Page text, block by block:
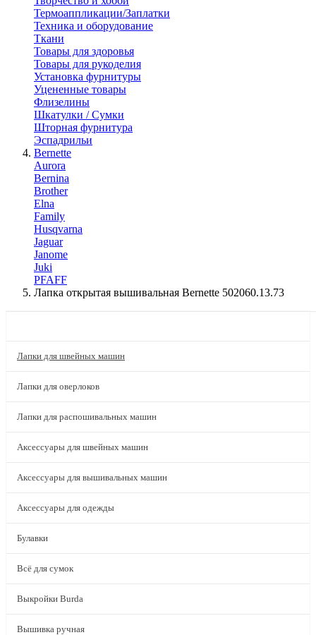
Термоаппликации/Заплатки
Техника и оборудование
Ткани
Товары для здоровья
Товары для рукоделия
Установка фурнитуры
Уцененные товары
Флизелины
Шкатулки / Сумки
Шторная фурнитура
Эспадрильи
Bernette
Aurora
Bernina
Brother
Elna
Family
Husqvarna
Jaguar
Janome
Juki
PFAFF
Лапка открытая вышивальная Bernette 502060.13.73
Лапки для швейных машин
Лапки для оверлоков
Лапки для распошивальных машин
Аксессуары для швейных машин
Аксессуары для вышивальных машин
Аксессуары для одежды
Булавки
Всё для сумок
Выкройки Burda
Вышивка ручная